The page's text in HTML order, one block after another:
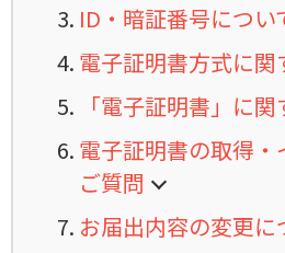
ID・暗証番号につい
電子証明書方式に関
「電子証明書」に
電子証明書の取得
ご質問
お届出内容の変更に